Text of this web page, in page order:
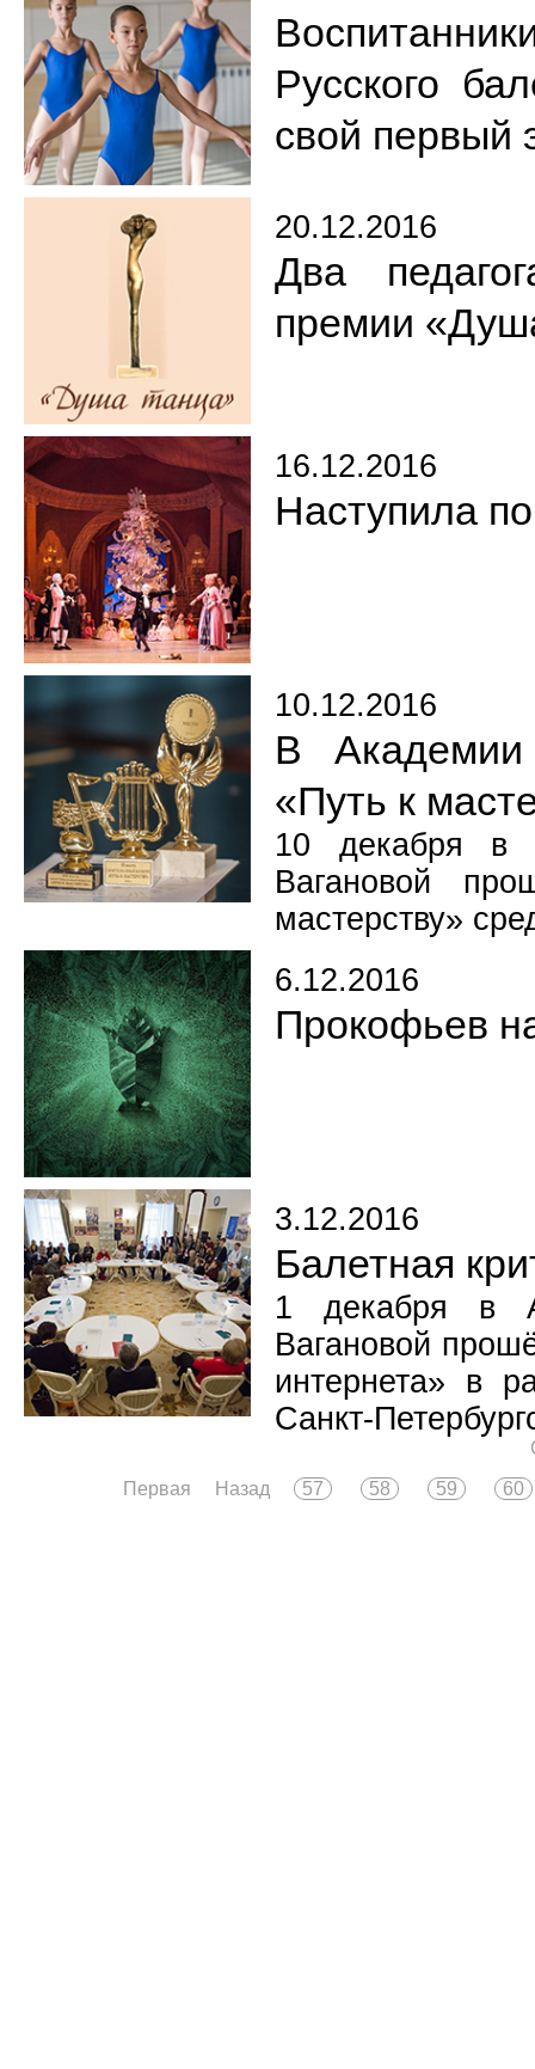
Русского
свой первый
20.12.2016
Два
премии
16.12.2016
Наступила
10.12.2016
В Академии
«Путь к
10 декабря в
Вагановой
мастерству»
6.12.2016
Прокофьев
3.12.2016
Балетная
1 декабря в
Вагановой
интернета» в
Санкт-
Первая
Назад 57 58 59 60